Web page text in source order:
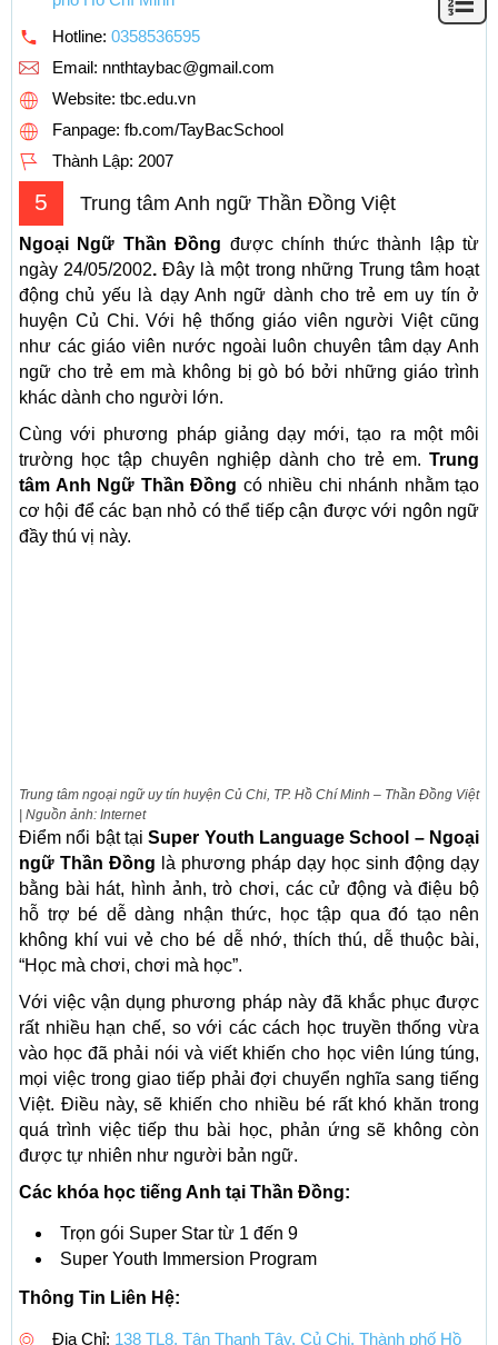
Hotline: 0358536595
Email: nnthtaybac@gmail.com
Website: tbc.edu.vn
Fanpage: fb.com/TayBacSchool
Thành Lập: 2007
5 Trung tâm Anh ngữ Thần Đồng Việt
Ngoại Ngữ Thần Đồng được chính thức thành lập từ
ngày 24/05/2002.Đây là một trong những Trung tâm hoạt
động chủ yếu là dạy Anh ngữ dành cho trẻ em uy tín ở
huyện Củ Chi. Với hệ thống giáo viên người Việt cũng
như các giáo viên nước ngoài luôn chuyên tâm dạy Anh
ngữ cho trẻ em mà không bị gò bó bởi những giáo trình
khác dành cho người lớn.
Cùng với phương pháp giảng dạy mới, tạo ra một môi
trường học tập chuyên nghiệp dành cho trẻ em. Trung
tâm Anh Ngữ Thần Đồng có nhiều chi nhánh nhằm tạo
cơ hội để các bạn nhỏ có thể tiếp cận được với ngôn ngữ
đầy thú vị này.
Trung tâm ngoại ngữ uy tín huyện Củ Chi, TP. Hồ Chí Minh – Thần Đồng Việt
| Nguồn ảnh: Internet
Điểm nổi bật tạiSuper Youth Language School – Ngoại
ngữ Thần Đồng là phương pháp dạy học sinh động dạy
bằng bài hát, hình ảnh, trò chơi, các cử động và điệu bộ
hỗ trợ bé dễ dàng nhận thức, học tập qua đó tạo nên
không khí vui vẻ cho bé dễ nhớ, thích thú, dễ thuộc bài,
“Học mà chơi, chơi mà học”.
Với việc vận dụng phương pháp này đã khắc phục được
rất nhiều hạn chế, so với các cách học truyền thống vừa
vào học đã phải nói và viết khiến cho học viên lúng túng,
mọi việc trong giao tiếp phải đợi chuyển nghĩa sang tiếng
Việt. Điều này, sẽ khiến cho nhiều bé rất khó khăn trong
quá trình việc tiếp thu bài học, phản ứng sẽ không còn
được tự nhiên như người bản ngữ.
Các khóa học tiếng Anh tại Thần Đồng:
Trọn gói Super Star từ 1 đến 9
Super Youth Immersion Program
Thông Tin Liên Hệ:
Địa Chỉ: 138 TL8, Tân Thạnh Tây, Củ Chi, Thành phố Hồ